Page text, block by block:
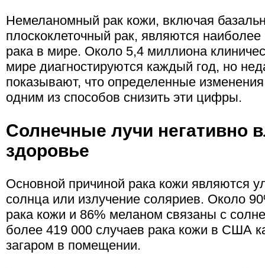
Немеланомный рак кожи, включая
плоскоклеточный рак, являются
рака в мире. Около 5,4 миллиона
мире диагностируются каждый год, но
показывают, что определенные
одним из способов снизить эти цифры.
Солнечные лучи негативно
здоровье
Основной причиной рака кожи являются
солнца или излучение соляриев. Около
рака кожи и 86% меланом связаны с
более 419 000 случаев рака кожи в США
загаром в помещении.